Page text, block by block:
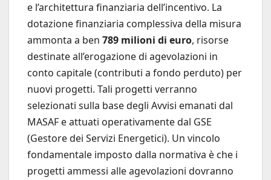
e l’architettura finanziaria dell’incentivo. La
dotazione finanziaria complessiva della misura
ammonta a ben 789 milioni di euro, risorse
destinate all’erogazione di agevolazioni in
conto capitale (contributi a fondo perduto) per
nuovi progetti. Tali progetti verranno
selezionati sulla base degli Avvisi emanati dal
MASAF e attuati operativamente dal GSE
(Gestore dei Servizi Energetici). Un vincolo
fondamentale imposto dalla normativa è che i
progetti ammessi alle agevolazioni dovranno